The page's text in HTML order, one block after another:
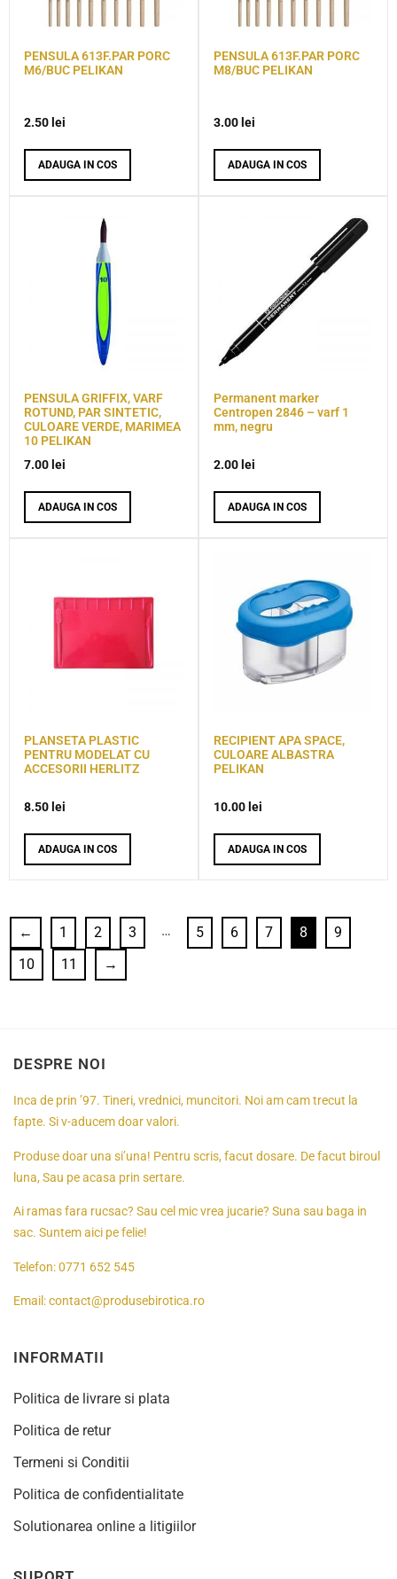
PENSULA 613F.PAR PORC
M6/BUC PELIKAN
2.50 lei
ADAUGA IN COS
PENSULA 613F.PAR PORC
M8/BUC PELIKAN
3.00 lei
ADAUGA IN COS
PENSULA GRIFFIX, VARF
ROTUND, PAR SINTETIC,
CULOARE VERDE, MARIMEA
10 PELIKAN
7.00 lei
ADAUGA IN COS
Permanent marker
Centropen 2846 – varf 1
mm, negru
2.00 lei
ADAUGA IN COS
PLANSETA PLASTIC
PENTRU MODELAT CU
ACCESORII HERLITZ
8.50 lei
ADAUGA IN COS
RECIPIENT APA SPACE,
CULOARE ALBASTRA
PELIKAN
10.00 lei
ADAUGA IN COS
← 1 2 3 … 5 6 7 8
9
10
11 →
DESPRE NOI
Inca de prin ’97. Tineri, vrednici, muncitori. Noi am cam trecut la
fapte. Si v-aducem doar valori.
Produse doar una si’una! Pentru scris, facut dosare. De facut biroul
luna, Sau pe acasa prin sertare.
Ai ramas fara rucsac? Sau cel mic vrea jucarie? Suna sau baga in
sac. Suntem aici pe felie!
Telefon:0771 652 545
Email:contact@produsebirotica.ro
INFORMATII
Politica de livrare si plata
Politica de retur
Termeni si Conditii
Politica de confidentialitate
Solutionarea online a litigiilor